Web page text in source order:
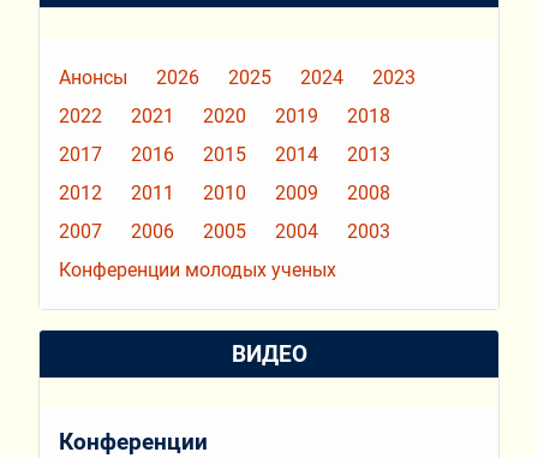
Анонсы 2026 2025 2024
2023
2022
2021 2020 2019
2018
2017
2016 2015 2014
2013
2012
2011 2010 2009
2008
2007
2006 2005 2004
2003
Конференции молодых ученых
ВИДЕО
Конференции